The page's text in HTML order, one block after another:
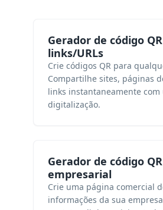
Gerador de código
links/URLs
Crie códigos QR para
Compartilhe sites, páginas
links instantaneamente com
digitalização.
Gerador de código QR
empresarial
Crie uma página comercial
informações da sua